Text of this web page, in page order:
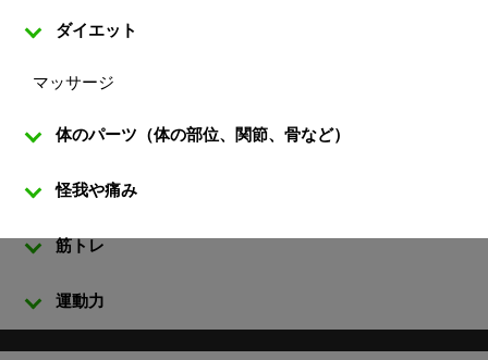
ダイエット
マッサージ
体のパーツ（体の部位、関節、骨など）
怪我や痛み
筋トレ
運動力